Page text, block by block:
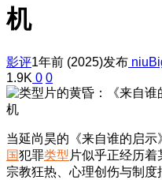
机
影评1年前 (2025)发布
1.9K 0 0
当延尚昊的《来自谁的启示
国犯罪类型 片似乎正经历
宗教狂热、心理创伤与制